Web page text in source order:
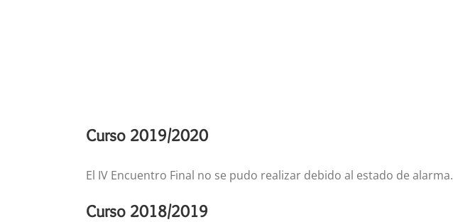
Curso 2019/2020
El IV Encuentro Final no se pudo realizar debido al estado de alarma.
Curso 2018/2019